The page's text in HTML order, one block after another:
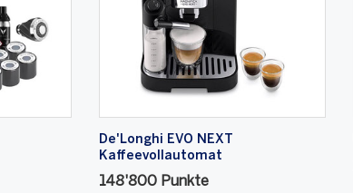
De'Longhi EVO NEXT
Kaffeevollautomat
148'800 Punkte